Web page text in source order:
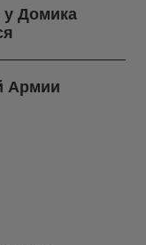
у Домика
Армии